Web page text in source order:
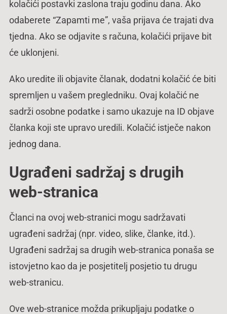
kolačići postavki zaslona traju godinu dana. Ako
odaberete “Zapamti me”, vaša prijava će trajati dva
tjedna. Ako se odjavite s računa, kolačići prijave bit
će uklonjeni.
Ako uredite ili objavite članak, dodatni kolačić će biti
spremljen u vašem pregledniku. Ovaj kolačić ne
sadrži osobne podatke i samo ukazuje na ID objave
članka koji ste upravo uredili. Kolačić istječe nakon
jednog dana.
Ugrađeni sadržaj s drugih
web-stranica
Članci na ovoj web-stranici mogu sadržavati
ugrađeni sadržaj (npr. video, slike, članke, itd.).
Ugrađeni sadržaj sa drugih web-stranica ponaša se
istovjetno kao da je posjetitelj posjetio tu drugu
web-stranicu.
Ove web-stranice možda prikupljaju podatke o